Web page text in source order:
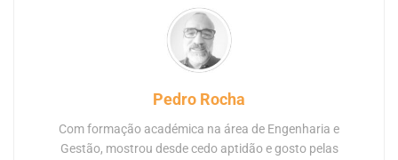
Pedro Rocha
Com formação académica na área de Engenharia e
Gestão, mostrou desde cedo aptidão e gosto pelas